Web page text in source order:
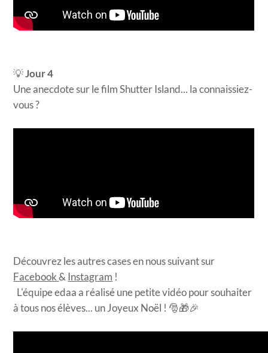
💡Jour 4
Une anecdote sur le film Shutter Island... la connaissiez-
vous ?
Découvrez les autres cases en nous suivant sur
Facebook& Instagram !
L'équipe edaa a réalisé une petite vidéo pour souhaiter
à tous nos élèves... un Joyeux Noël ! ​​🎅🎁🎉